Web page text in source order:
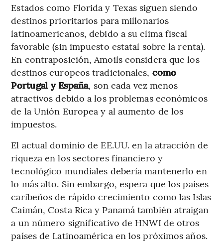
Estados como Florida y Texas siguen siendo
destinos prioritarios para millonarios
latinoamericanos, debido a su clima fiscal
favorable (sin impuesto estatal sobre la renta).
En contraposición, Amoils considera que los
destinos europeos tradicionales, como
Portugal y España, son cada vez menos
atractivos debido a los problemas económicos
de la Unión Europea y al aumento de los
impuestos.
El actual dominio de EE.UU. en la atracción de
riqueza en los sectores financiero y
tecnológico mundiales debería mantenerlo en
lo más alto. Sin embargo, espera que los países
caribeños de rápido crecimiento como las Islas
Caimán, Costa Rica y Panamá también atraigan
a un número significativo de HNWI de otros
países de Latinoamérica en los próximos años.